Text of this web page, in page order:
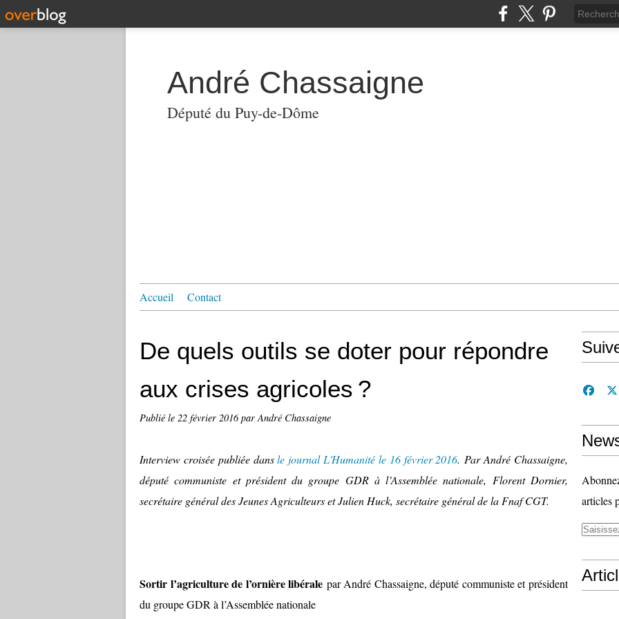
André Chassaigne
Député du Puy-de-Dôme
Accueil Contact
De quels outils se doter pour répondre
aux crises agricoles ?
Publié le 22 février 2016par André Chassaigne
Interview croisée publiée dansle journal L'Humanité le 16 février 2016. Par André Chassaigne,
député communiste et président du groupe GDR à l’Assemblée nationale, Florent Dornier,
secrétaire général des Jeunes Agriculteurs et Julien Huck, secrétaire général de la Fnaf CGT.
Sortir l’agriculture de l’ornière libérale par André Chassaigne, député communiste et président
du groupe GDR à l’Assemblée nationale
articles